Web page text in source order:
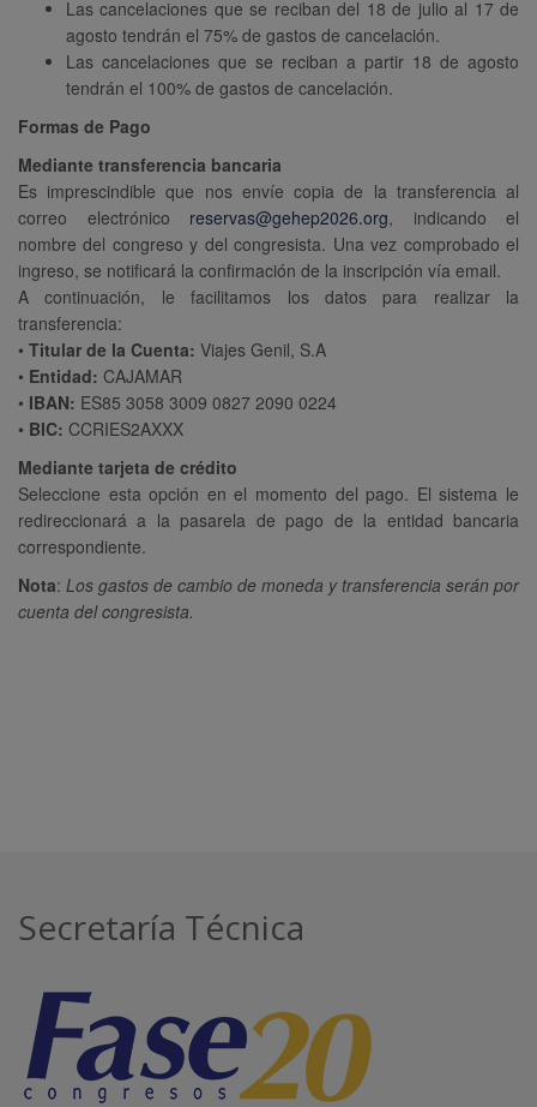
Las cancelaciones que se reciban del 18 de julio al 17 de
agosto tendrán el 75% de gastos de cancelación.
Las cancelaciones que se reciban a partir 18 de agosto
tendrán el 100% de gastos de cancelación.
Formas de Pago
Mediante transferencia bancaria
Es imprescindible que nos envíe copia de la transferencia al
correo electrónico reservas@gehep2026.org, indicando el
nombre del congreso y del congresista. Una vez comprobado el
ingreso, se notificará la confirmación de la inscripción vía email.
A continuación, le facilitamos los datos para realizar la
transferencia:
• Titular de la Cuenta: Viajes Genil, S.A
• Entidad: CAJAMAR
• IBAN: ES85 3058 3009 0827 2090 0224
• BIC: CCRIES2AXXX
Mediante tarjeta de crédito
Seleccione esta opción en el momento del pago. El sistema le
redireccionará a la pasarela de pago de la entidad bancaria
correspondiente.
Nota: Los gastos de cambio de moneda y transferencia serán por
cuenta del congresista.
Secretaría Técnica